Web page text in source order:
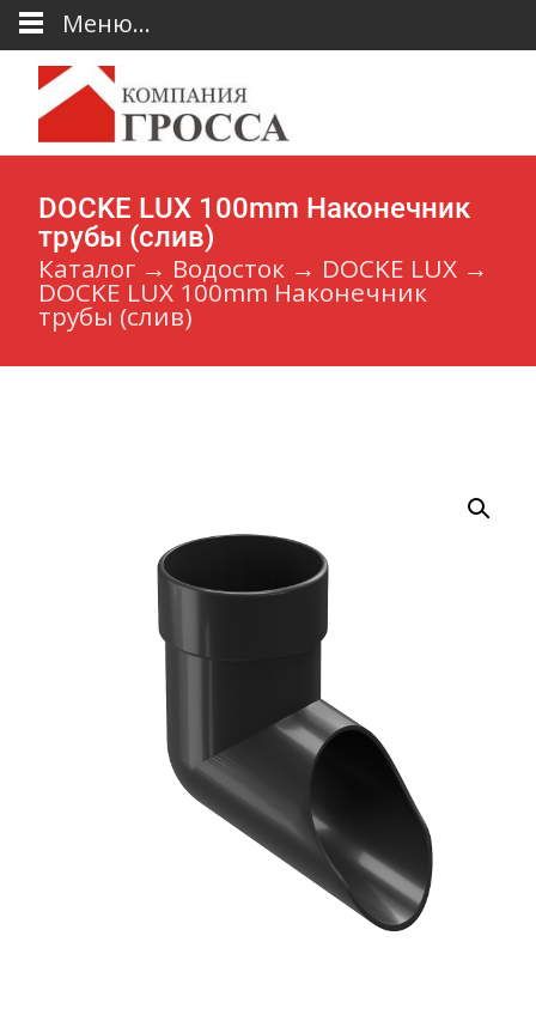
DOCKE LUX 100mm Наконечник
трубы (слив)
Каталог → Водосток → DOCKE LUX →
DOCKE LUX 100mm Наконечник
трубы (слив)
Меню...